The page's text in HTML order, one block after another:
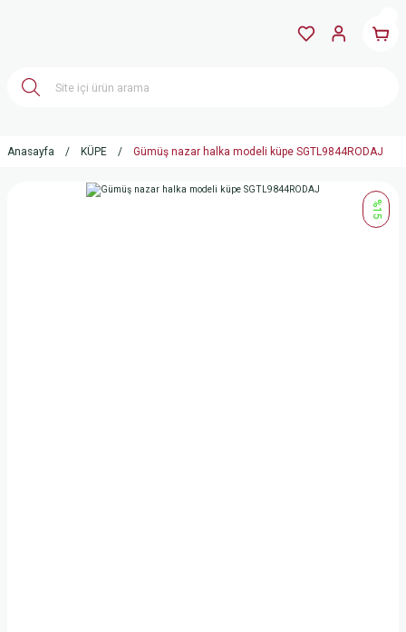
Anasayfa KÜPE Gümüş nazar halka modeli küpe SGTL9844RODAJ
%15